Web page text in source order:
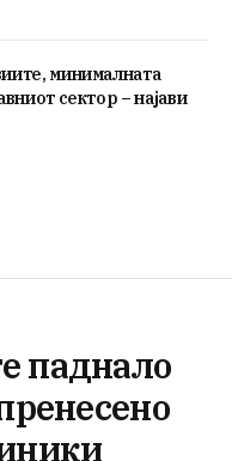
минималната
сектор – најави
паднало